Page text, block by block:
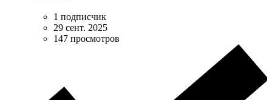
1 подписчик
29 сент. 2025
147 просмотров